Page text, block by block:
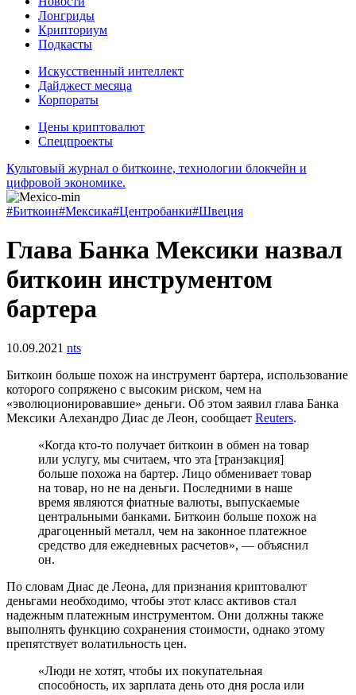
Лонгриды
Крипториум
Подкасты
Искусственный интеллект
Дайджест месяца
Корпораты
Цены криптовалют
Спецпроекты
Культовый журнал о биткоине, технологии блокчейн и
цифровой экономике.
#Биткоин#Мексика#Центробанки#Швеция
Глава Банка Мексики назвал
биткоин инструментом
бартера
10.09.2021 nts
Биткоин больше похож на инструмент бартера, использование
которого сопряжено с высоким риском, чем на
«эволюционировавшие» деньги. Об этом заявил глава Банка
Мексики Алехандро Диас де Леон, сообщает Reuters.
«Когда кто-то получает биткоин в обмен на товар
или услугу, мы считаем, что эта [транзакция]
больше похожа на бартер. Лицо обменивает товар
на товар, но не на деньги. Последними в наше
время являются фиатные валюты, выпускаемые
центральными банками. Биткоин больше похож на
драгоценный металл, чем на законное платежное
средство для ежедневных расчетов», — объяснил
он.
По словам Диас де Леона, для признания криптовалют
деньгами необходимо, чтобы этот класс активов стал
надежным платежным инструментом. Они должны также
выполнять функцию сохранения стоимости, однако этому
препятствует волатильность цен.
«Люди не хотят, чтобы их покупательная
способность, их зарплата день ото дня росла или